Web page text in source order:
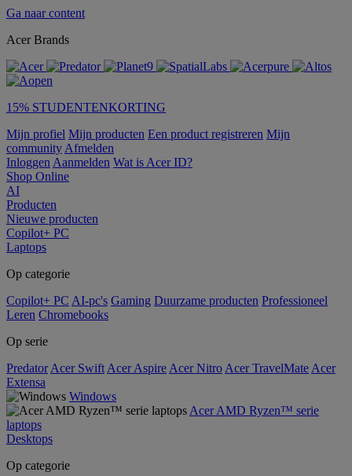
Ga naar content
Acer Brands
15% STUDENTENKORTING
Mijn profiel Mijn producten Een product registreren Mijn
community Afmelden
Inloggen Aanmelden Wat is Acer ID?
Shop Online
AI
Producten
Nieuwe producten
Copilot+ PC
Laptops
Op categorie
Copilot+ PC AI-pc's Gaming Duurzame producten Professioneel
Leren Chromebooks
Op serie
Predator Acer Swift Acer Aspire Acer Nitro Acer TravelMate Acer
Extensa
Windows
Acer AMD Ryzen™ serie
laptops
Desktops
Op categorie